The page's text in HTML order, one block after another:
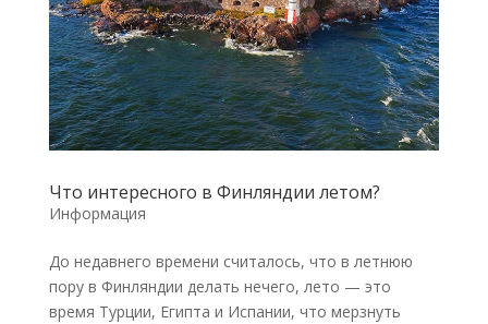
Что интересного в Финляндии летом?
Информация
До недавнего времени считалось, что в летнюю
пору в Финляндии делать нечего, лето — это
время Турции, Египта и Испании, что мерзнуть